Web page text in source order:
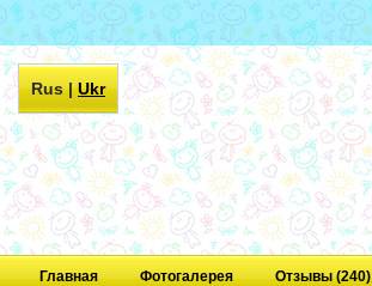
Rus|Ukr
Главная Фотогалерея Отзывы (240)